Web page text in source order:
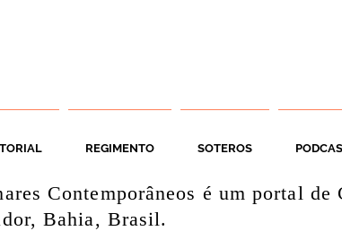
REGIMENTO SOTEROS
Contemporâneos é um portal
Bahia, Brasil.